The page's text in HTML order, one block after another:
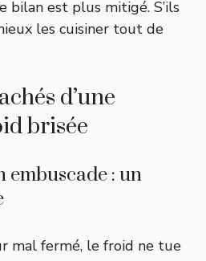
bilan est plus mitigé. S’ils
les cuisiner tout de
d’une
brisée
embuscade : un
mal fermé, le froid ne tue